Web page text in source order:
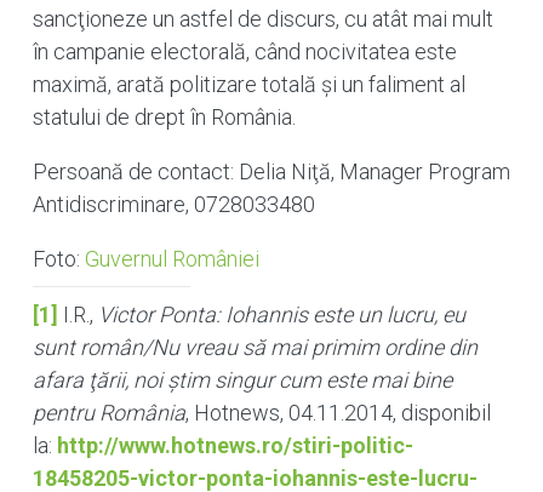
sancţioneze un astfel de discurs, cu atât mai mult
în campanie electorală, când nocivitatea este
maximă, arată politizare totală şi un faliment al
statului de drept în România.
Persoană de contact: Delia Niţă, Manager Program
Antidiscriminare, 0728033480
Foto: Guvernul României
[1] I.R., Victor Ponta: Iohannis este un lucru, eu
sunt român/Nu vreau să mai primim ordine din
afara ţării, noi ştim singur cum este mai bine
pentru România, Hotnews, 04.11.2014, disponibil
la: http://www.hotnews.ro/stiri-politic-
18458205-victor-ponta-iohannis-este-lucru-